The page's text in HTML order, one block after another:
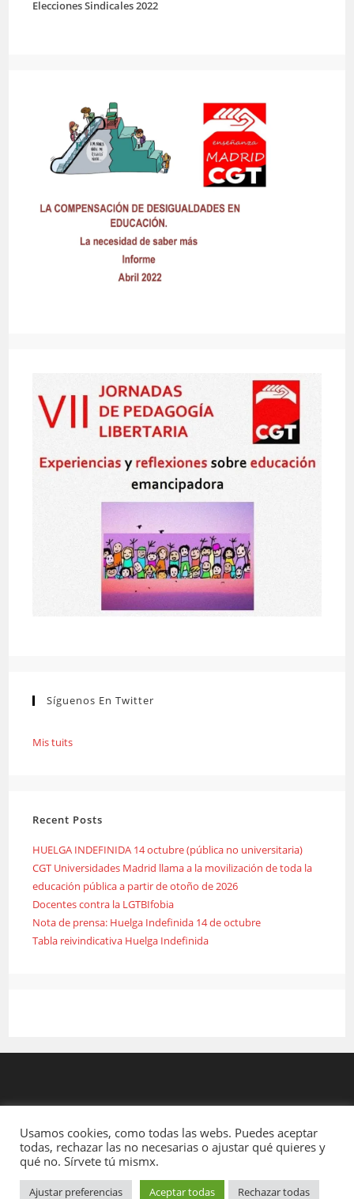
Elecciones Sindicales 2022
Síguenos En Twitter
Mis tuits
Recent Posts
HUELGA INDEFINIDA 14 octubre (pública no universitaria)
CGT Universidades Madrid llama a la movilización de toda la
educación pública a partir de otoño de 2026
Docentes contra la LGTBIfobia
Nota de prensa: Huelga Indefinida 14 de octubre
Tabla reivindicativa Huelga Indefinida
Usamos cookies, como todas las webs. Puedes aceptar
todas, rechazar las no necesarias o ajustar qué quieres y
qué no. Sírvete tú mismx.
Ajustar preferencias Aceptar todas Rechazar todas